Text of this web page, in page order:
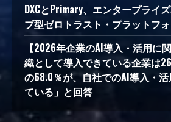
DXCとPrimary、エンタープライ
ブ型ゼロトラスト・プラットフ
【2026年企業のAI導入・活用に
織として導入できている企業は
の68.0％が、自社でのAI導入・
ている」と回答